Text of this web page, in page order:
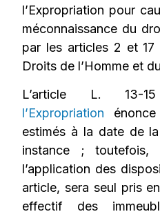
l’Expropriation pour
méconnaissance du
par les articles 2 et
Droits de l’Homme et
L’article L.
l’Expropriation
estimés à la date de
instance ;
l’application des
article, sera seul pris
effectif des